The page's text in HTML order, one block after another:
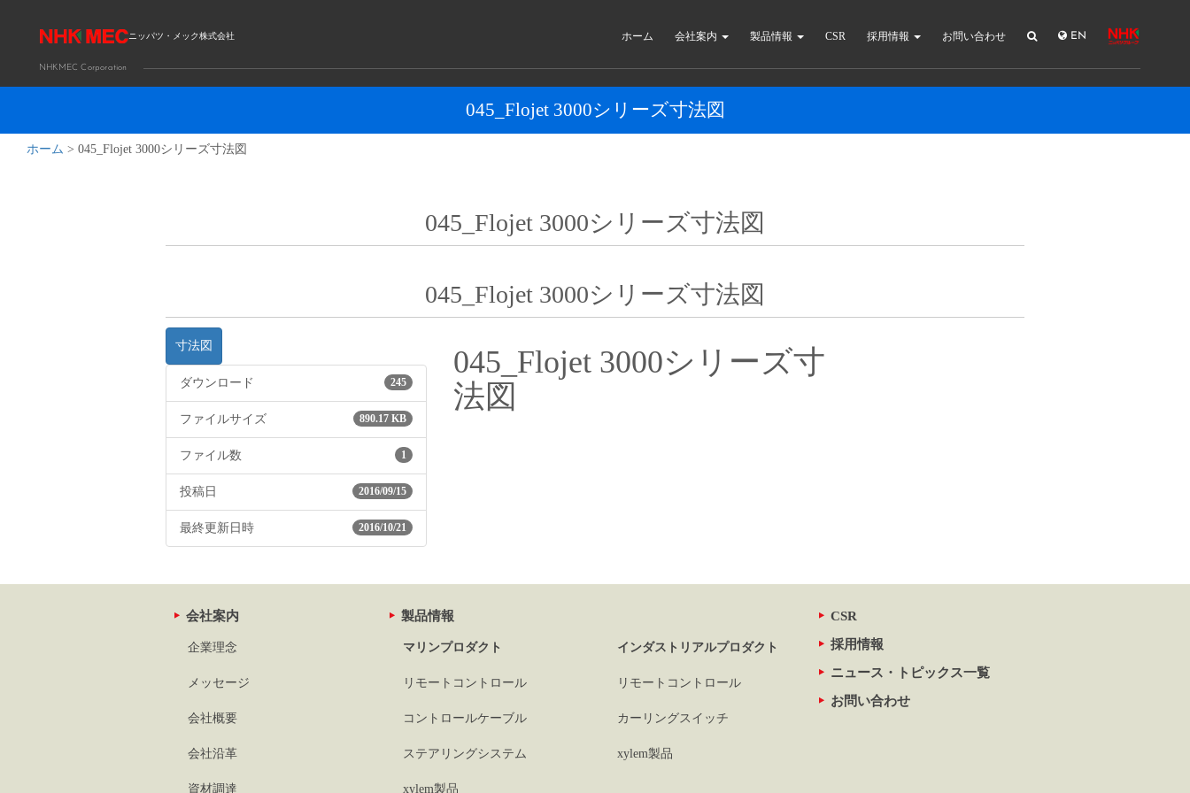
NHKMEC Corporation
ニッパツ・メック株式会社 ホーム 会社案内 製品情報 CSR 採用情報 お問い合わせ EN
045_Flojet 3000シリーズ寸法図
ホーム > 045_Flojet 3000シリーズ寸法図
045_Flojet 3000シリーズ寸法図
045_Flojet 3000シリーズ寸法図
寸法図
ダウンロード 245
ファイルサイズ 890.17 KB
ファイル数 1
投稿日 2016/09/15
最終更新日時 2016/10/21
045_Flojet 3000シリーズ寸
法図
製品情報
マリンプロダクト
リモートコントロール
コントロールケーブル
ステアリングシステム
xylem製品
インダストリアルプロダクト
リモートコントロール
カーリングスイッチ
xylem製品
会社案内
企業理念
メッセージ
会社概要
会社沿革
資材調達
CSR
採用情報
ニュース・トピックス一覧
お問い合わせ